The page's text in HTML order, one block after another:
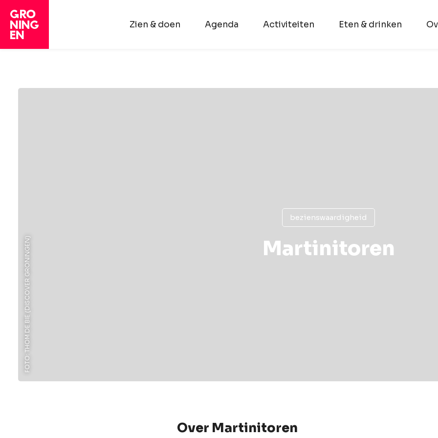
Zien & doen Agenda Activiteiten Eten & drinken
bezienswaardigheid
Martinitoren
FOTO: THOM DE BIE (DISCOVER GRONINGEN)
Over Martinitoren